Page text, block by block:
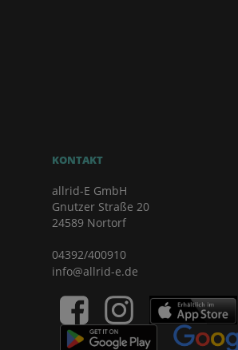
KONTAKT
allrid-E GmbH
Gnutzer Straße 20
24589 Nortorf
04392/400910
info@allrid-e.de